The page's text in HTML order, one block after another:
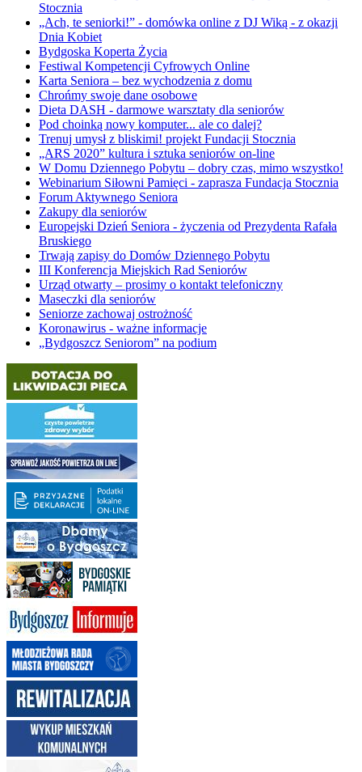
Stocznia
„Ach, te seniorki!” - domówka online z DJ Wiką - z okazji
Dnia Kobiet
Bydgoska Koperta Życia
Festiwal Kompetencji Cyfrowych Online
Karta Seniora – bez wychodzenia z domu
Chrońmy swoje dane osobowe
Dieta DASH - darmowe warsztaty dla seniorów
Pod choinką nowy komputer... ale co dalej?
Trenuj umysł z bliskimi! projekt Fundacji Stocznia
„ARS 2020” kultura i sztuka seniorów on-line
W Domu Dziennego Pobytu – dobry czas, mimo wszystko!
Webinarium Siłowni Pamięci - zaprasza Fundacja Stocznia
Forum Aktywnego Seniora
Zakupy dla seniorów
Europejski Dzień Seniora - życzenia od Prezydenta Rafała
Bruskiego
Trwają zapisy do Domów Dziennego Pobytu
III Konferencja Miejskich Rad Seniorów
Urząd otwarty – prosimy o kontakt telefoniczny
Maseczki dla seniorów
Seniorze zachowaj ostrożność
Koronawirus - ważne informacje
„Bydgoszcz Seniorom” na podium